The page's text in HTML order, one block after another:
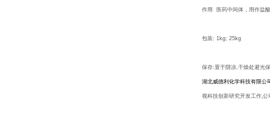
作用 医药中间体，用作盐
包装: 1kg; 25kg
保存:置于阴凉,干燥处避光
湖北威德利化学科技有限公
视科技创新研究开发工作,公